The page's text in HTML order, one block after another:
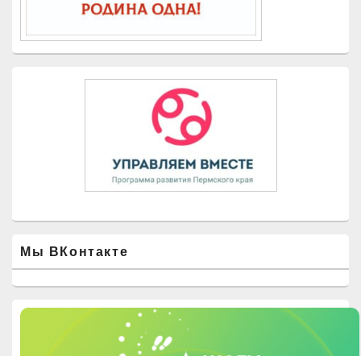
Мы ВКонтакте